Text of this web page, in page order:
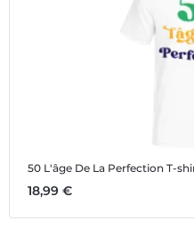
50 L'âge De La Perfection T-
18,99 €